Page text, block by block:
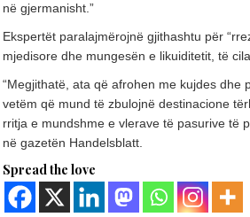
në gjermanisht.”
Ekspertët paralajmërojnë gjithashtu për
mjedisore dhe mungesën e likuiditetit, të
“Megjithatë, ata që afrohen me kujdes
vetëm që mund të zbulojnë destinacione
rritja e mundshme e vlerave të pasurive të
në gazetën Handelsblatt.
Spread the love